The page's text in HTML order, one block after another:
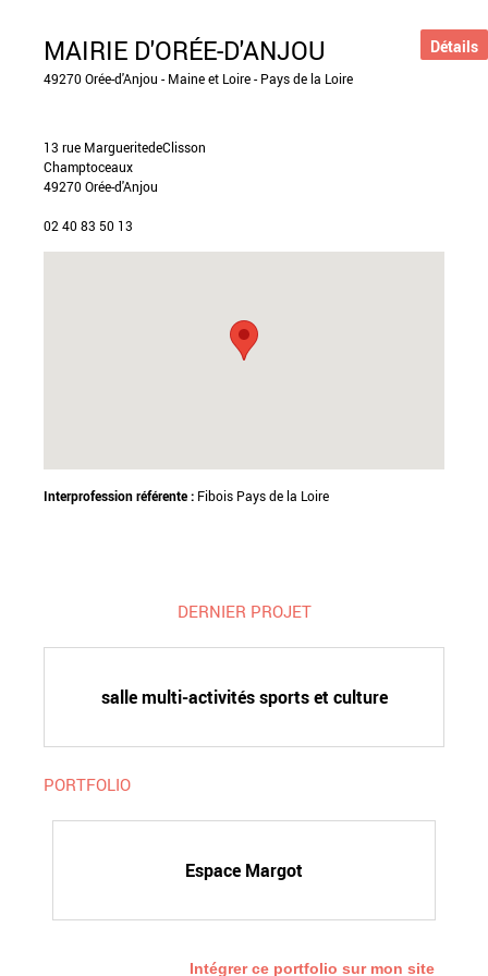
MAIRIE D'ORÉE-D'ANJOU
49270 Orée-d'Anjou - Maine et Loire - Pays de la Loire
13 rue Marguerite­de­Clisson
Champtoceaux
49270 Orée-d'Anjou
02 40 83 50 13
Interprofession référente : Fibois Pays de la Loire
DERNIER PROJET
salle multi-activités sports et culture
Détails
PORTFOLIO
Espace Margot
Intégrer ce portfolio sur mon site